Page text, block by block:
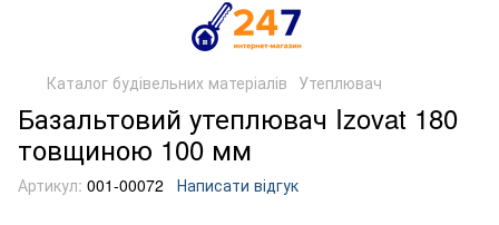
Каталог будівельних матеріалів Утеплювач
Базальтовий утеплювач Izovat 180
товщиною 100 мм
Артикул: 001-00072 Написати відгук